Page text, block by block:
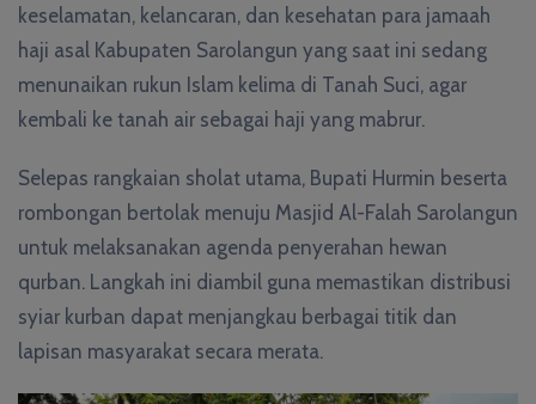
keselamatan, kelancaran, dan kesehatan para jamaah
haji asal Kabupaten Sarolangun yang saat ini sedang
menunaikan rukun Islam kelima di Tanah Suci, agar
kembali ke tanah air sebagai haji yang mabrur.
Selepas rangkaian sholat utama, Bupati Hurmin beserta
rombongan bertolak menuju Masjid Al-Falah Sarolangun
untuk melaksanakan agenda penyerahan hewan
qurban. Langkah ini diambil guna memastikan distribusi
syiar kurban dapat menjangkau berbagai titik dan
lapisan masyarakat secara merata.